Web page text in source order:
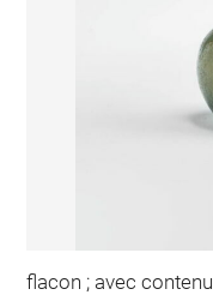
flacon ; avec contenu